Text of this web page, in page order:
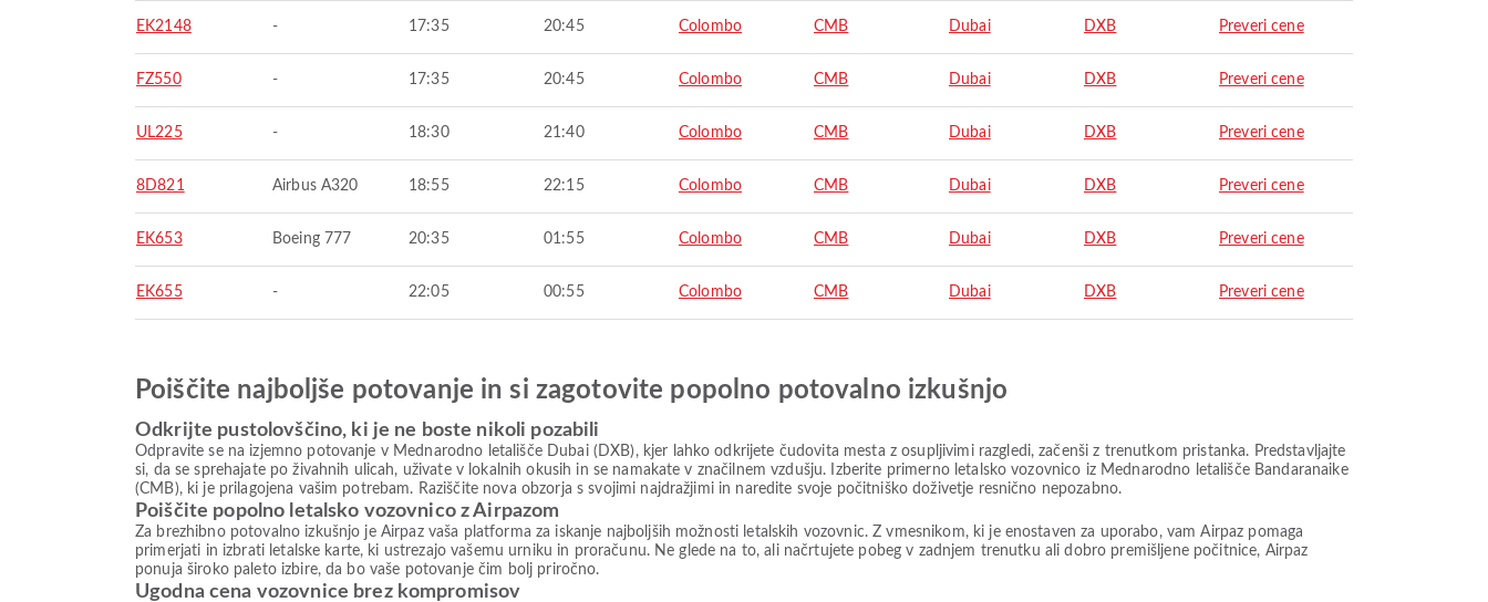
EK2148 - 17:35 20:45 Colombo CMB Dubai DXB Preveri cene
FZ550 - 17:35 20:45 Colombo CMB Dubai DXB Preveri cene
UL225 - 18:30 21:40 Colombo CMB Dubai DXB Preveri cene
8D821 Airbus A320 18:55 22:15 Colombo CMB Dubai DXB Preveri cene
EK653 Boeing 777 20:35 01:55 Colombo CMB Dubai DXB Preveri cene
EK655 - 22:05 00:55 Colombo CMB Dubai DXB Preveri cene
Poiščite najboljše potovanje in si zagotovite popolno potovalno izkušnjo
Odkrijte pustolovščino, ki je ne boste nikoli pozabili
Odpravite se na izjemno potovanje v Mednarodno letališče Dubai (DXB), kjer lahko odkrijete čudovita mesta z osupljivimi razgledi, začenši z trenutkom pristanka. Predstavljajte
si, da se sprehajate po živahnih ulicah, uživate v lokalnih okusih in se namakate v značilnem vzdušju. Izberite primerno letalsko vozovnico iz Mednarodno letališče Bandaranaike
(CMB), ki je prilagojena vašim potrebam. Raziščite nova obzorja s svojimi najdražjimi in naredite svoje počitniško doživetje resnično nepozabno.
Poiščite popolno letalsko vozovnico z Airpazom
Za brezhibno potovalno izkušnjo je Airpaz vaša platforma za iskanje najboljših možnosti letalskih vozovnic. Z vmesnikom, ki je enostaven za uporabo, vam Airpaz pomaga
primerjati in izbrati letalske karte, ki ustrezajo vašemu urniku in proračunu. Ne glede na to, ali načrtujete pobeg v zadnjem trenutku ali dobro premišljene počitnice, Airpaz
ponuja široko paleto izbire, da bo vaše potovanje čim bolj priročno.
Ugodna cena vozovnice brez kompromisov